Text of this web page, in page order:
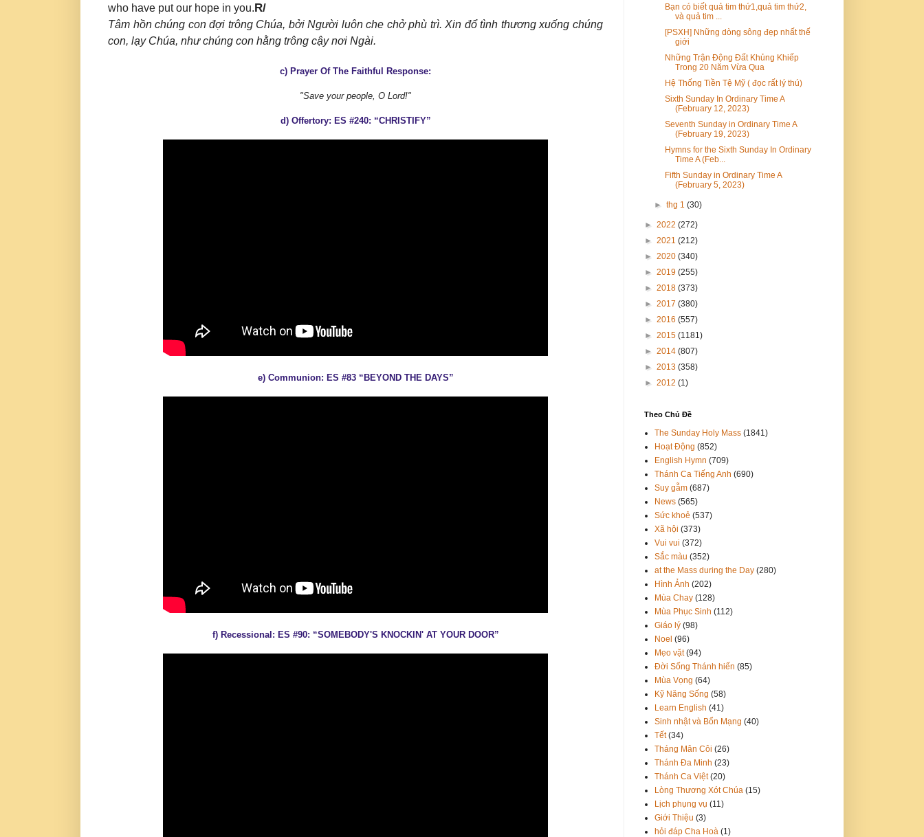
who have put our hope in you.R/
Tâm hồn chúng con đợi trông Chúa, bởi Người luôn che chở phù trì. Xin đổ tình thương xuống chúng
con, lạy Chúa, như chúng con hằng trông cậy nơi Ngài.
c) Prayer Of The Faithful Response:
"Save your people, O Lord!"
d) Offertory: ES #240: “CHRISTIFY”
e) Communion: ES #83 “BEYOND THE DAYS”
f) Recessional: ES #90: “SOMEBODY'S KNOCKIN' AT YOUR DOOR”
Bạn có biết quả tim thứ1,quả tim thứ2,
và quả tim ...
[PSXH] Những dòng sông đẹp nhất thế
giới
Những Trận Động Đất Khủng Khiếp
Trong 20 Năm Vừa Qua
Hệ Thống Tiền Tệ Mỹ ( đọc rất lý thú)
Sixth Sunday In Ordinary Time A
(February 12, 2023)
Seventh Sunday in Ordinary Time A
(February 19, 2023)
Hymns for the Sixth Sunday In Ordinary
Time A (Feb...
Fifth Sunday in Ordinary Time A
(February 5, 2023)
►thg 1(30)
► 2022 (272)
► 2021 (212)
► 2020 (340)
► 2019 (255)
► 2018 (373)
► 2017 (380)
► 2016 (557)
► 2015 (1181)
► 2014 (807)
► 2013 (358)
► 2012 (1)
Theo Chủ Đề
The Sunday Holy Mass (1841)
Hoạt Động (852)
English Hymn (709)
Thánh Ca Tiếng Anh (690)
Suy gẫm (687)
News (565)
Sức khoẻ (537)
Xã hội (373)
Vui vui (372)
Sắc màu (352)
at the Mass during the Day (280)
Hình Ảnh (202)
Mùa Chay (128)
Mùa Phục Sinh (112)
Giáo lý (98)
Noel (96)
Mẹo vặt (94)
Đời Sống Thánh hiến (85)
Mùa Vọng (64)
Kỹ Năng Sống (58)
Learn English (41)
Sinh nhật và Bổn Mạng (40)
Tết (34)
Tháng Mân Côi (26)
Thánh Đa Minh (23)
Thánh Ca Việt (20)
Lòng Thương Xót Chúa (15)
Lịch phụng vụ (11)
Giới Thiệu (3)
hỏi đáp Cha Hoà (1)